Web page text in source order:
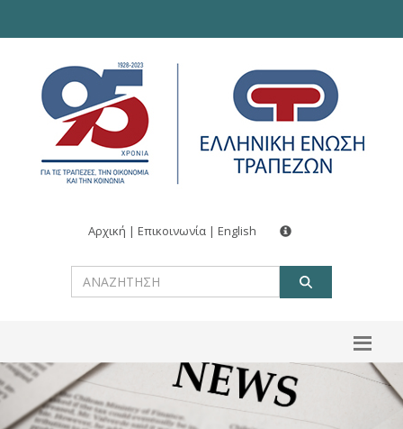
Αρχική | Επικοινωνία | English